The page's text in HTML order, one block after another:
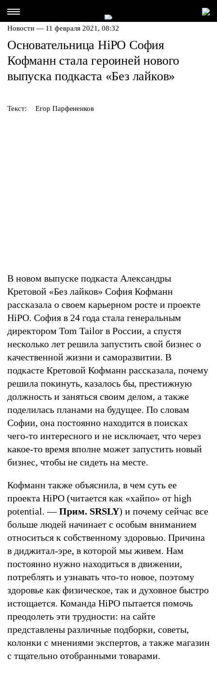
Новости — 11 февраля 2021, 08:32
Основательница HiPO София
Кофманн стала героиней нового
выпуска подкаста «Без лайков»
Текст: Егор Парфененков
В новом выпуске подкаста Александры
Кретовой «Без лайков» София Кофманн
рассказала о своем карьерном росте и проекте
HiPO. София в 24 года стала генеральным
директором Tom Tailor в России, а спустя
несколько лет решила запустить свой бизнес о
качественной жизни и саморазвитии. В
подкасте Кретовой Кофманн рассказала, почему
решила покинуть, казалось бы, престижную
должность и заняться своим делом, а также
поделилась планами на будущее. По словам
Софии, она постоянно находится в поисках
чего-то интересного и не исключает, что через
какое-то время вполне может запустить новый
бизнес, чтобы не сидеть на месте.
Кофманн также объяснила, в чем суть ее
проекта HiPO (читается как «хайпо» от high
potential. —Прим. SRSLY) и почему сейчас все
больше людей начинает с особым вниманием
относиться к собственному здоровью. Причина
в диджитал-эре, в которой мы живем. Нам
постоянно нужно находиться в движении,
потреблять и узнавать что-то новое, поэтому
здоровье как физическое, так и духовное быстро
истощается. Команда HiPO пытается помочь
преодолеть эти трудности: на сайте
представлены различные подборки, советы,
колонки с мнениями экспертов, а также магазин
с тщательно отобранными товарами.